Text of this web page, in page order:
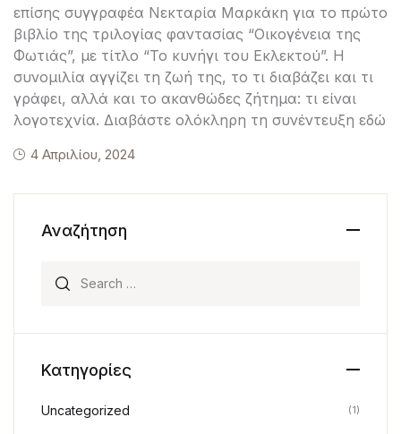
επίσης συγγραφέα Νεκταρία Μαρκάκη για το πρώτο
βιβλίο της τριλογίας φαντασίας “Οικογένεια της
Φωτιάς”, με τίτλο “Το κυνήγι του Εκλεκτού”. Η
συνομιλία αγγίζει τη ζωή της, το τι διαβάζει και τι
γράφει, αλλά και το ακανθώδες ζήτημα: τι είναι
λογοτεχνία. Διαβάστε ολόκληρη τη συνέντευξη εδώ
4 Απριλίου, 2024
Αναζήτηση
Κατηγορίες
Uncategorized (1)